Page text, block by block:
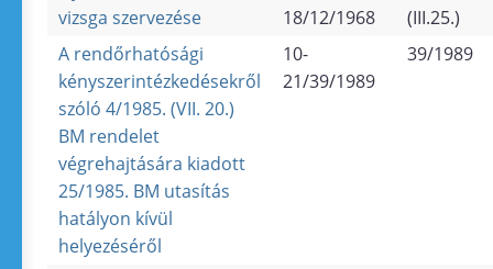
vizsga szervezése
18/12/1968
(III.25.)
A rendőrhatósági
kényszerintézkedésekről
szóló 4/1985. (VII. 20.)
BM rendelet
végrehajtására kiadott
25/1985. BM utasítás
hatályon kívül
helyezéséről
10-
21/39/1989
39/1989